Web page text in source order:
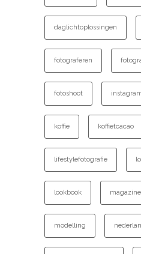
daglichtoplossingen
fotograferen
fotoshoot
koffie koffietcacao
lifestylefotografie
lookbook magazine
modelling